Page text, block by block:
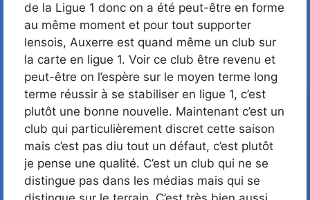
de la Ligue 1 donc on a été peut-être en forme
au même moment et pour tout supporter
lensois, Auxerre est quand même un club sur
la carte en ligue 1. Voir ce club être revenu et
peut-être on l’espère sur le moyen terme long
terme réussir à se stabiliser en ligue 1, c’est
plutôt une bonne nouvelle. Maintenant c’est un
club qui particulièrement discret cette saison
mais c’est pas diu tout un défaut, c’est plutôt
je pense une qualité. C’est un club qui ne se
distingue pas dans les médias mais qui se